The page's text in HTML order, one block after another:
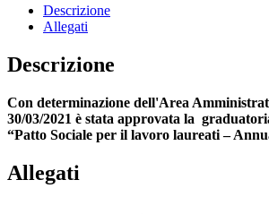
Descrizione
Allegati
Descrizione
Con determinazione dell'Area
30/03/2021 è stata approvata la
“Patto Sociale per il lavoro laureati –
Allegati